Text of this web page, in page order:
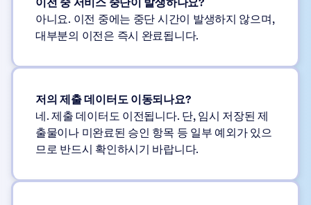
아니요. 이전 중에는 중단 시간이 발생하지 않으며,
대부분의 이전은 즉시 완료됩니다.
저의 제출 데이터도 이동되나요?
네. 제출 데이터도 이전됩니다. 단, 임시 저장된 제
출물이나 미완료된 승인 항목 등 일부 예외가 있으
므로 반드시 확인하시기 바랍니다.